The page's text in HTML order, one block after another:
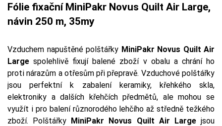
Fólie fixační MiniPakr Novus Quilt Air Large,
návin 250 m, 35my
Vzduchem napuštěné polštářky MiniPakr Novus Quilt Air
Large spolehlivě fixují balené zboží v obalu a chrání ho
proti nárazům a otřesům při přepravě. Vzduchové polštářky
jsou perfektní k zabalení keramiky, křehkého skla,
elektroniky a dalších křehčích předmětů, ale mohou se
využít i pro balení různorodého lehčího až středně težkého
zboží. Polštářky MiniPakr Novus Quilt Air Largejsou